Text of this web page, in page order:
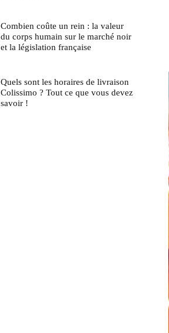
Combien coûte un rein : la valeur
du corps humain sur le marché noir
et la législation française
Quels sont les horaires de livraison
Colissimo ? Tout ce que vous devez
savoir !